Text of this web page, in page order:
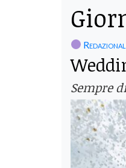
Sempre